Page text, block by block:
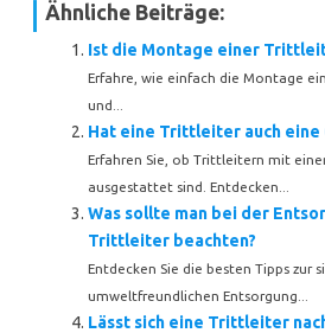
Ähnliche Beiträge:
Ist die Montage einer
Erfahre, wie einfach die Montage
und...
Hat eine Trittleiter auch eine
Erfahren Sie, ob Trittleitern mit
ausgestattet sind. Entdecken...
Was sollte man bei der
Trittleiter beachten?
Entdecken Sie die besten Tipps zur
umweltfreundlichen Entsorgung...
Lässt sich eine Trittleiter